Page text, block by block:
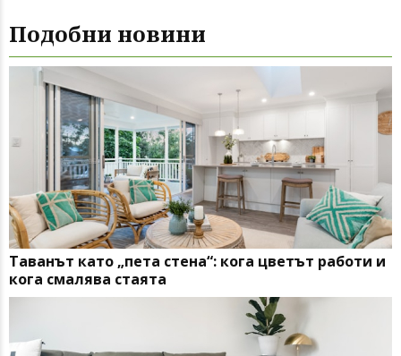
Подобни новини
Таванът като „пета стена“: кога цветът работи и
кога смалява стаята